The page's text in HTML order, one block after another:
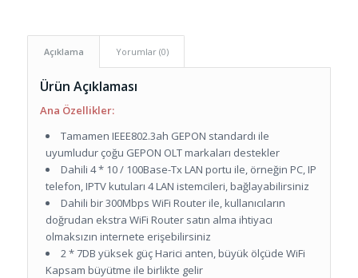
Açıklama Yorumlar (0)
Ürün Açıklaması
Ana Özellikler:
Tamamen IEEE802.3ah GEPON standardı ile
uyumludur çoğu GEPON OLT markaları destekler
Dahili 4 * 10 / 100Base-Tx LAN portu ile, örneğin PC, IP
telefon, IPTV kutuları 4 LAN istemcileri, bağlayabilirsiniz
Dahili bir 300Mbps WiFi Router ile, kullanıcıların
doğrudan ekstra WiFi Router satın alma ihtiyacı
olmaksızın internete erişebilirsiniz
2 * 7DB yüksek güç Harici anten, büyük ölçüde WiFi
Kapsam büyütme ile birlikte gelir